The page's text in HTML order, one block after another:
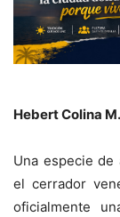
Hebert Colina M.
Una especie
el cerrador
oficialmente